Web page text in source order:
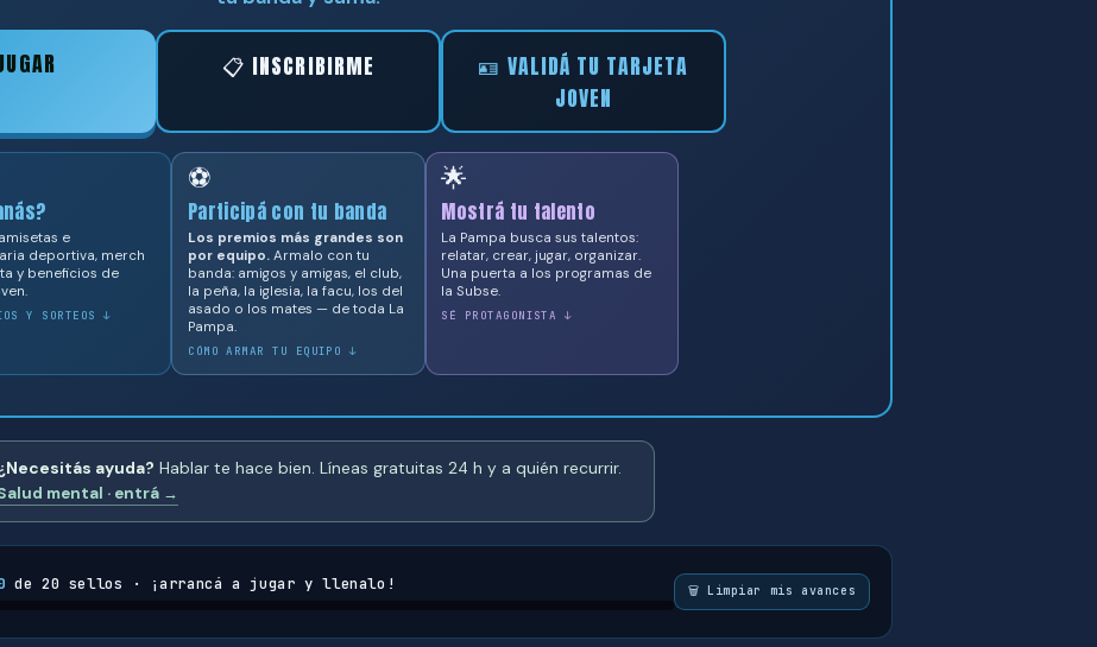
📋 INSCRIBIRME
🪪 VALIDÁ TU TARJETA
JOVEN
e
deportiva, merch
y beneficios de
Y SORTEOS ↓
⚽
Participá con tu banda
Los premios más grandes son
por equipo. Armalo con tu
banda: amigos y amigas, el club,
la peña, la iglesia, la facu, los del
asado o los mates — de toda La
Pampa.
CÓMO ARMAR TU EQUIPO ↓
🌟
Mostrá tu talento
La Pampa busca sus talentos:
relatar, crear, jugar, organizar.
Una puerta a los programas de
la Subse.
SÉ PROTAGONISTA ↓
ayuda? Hablar te hace bien. Líneas gratuitas 24 h y a quién recurrir.
mental · entrá →
de 20 sellos · ¡arrancá a jugar y llenalo! 🗑️ Limpiar mis avances